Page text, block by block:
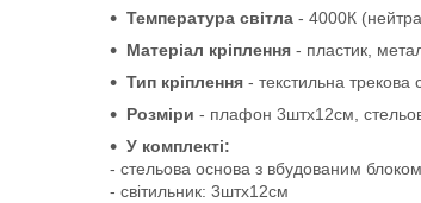
Температура світла - 4000К
Матеріал кріплення - пластик,
Тип кріплення - текстильна трекова
Розміри - плафон 3штх12см ,
У комплекті:
- стельова основа з вбудованим
- світильник: 3штх12см